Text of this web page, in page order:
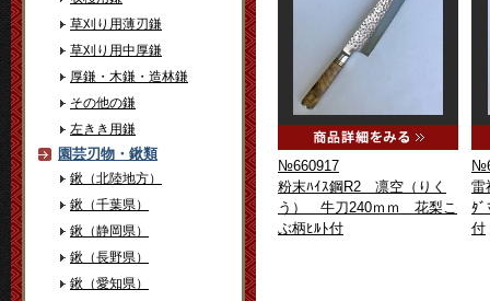
№660917
粉末ﾊｲｽ鋼R2 凛空（りく
う） 牛刀240ｍｍ 花梨こ
ぶ柄ﾋﾙﾄ付
雷
ﾀﾞ
付
草刈り用薄刃鎌
草刈り用中厚鎌
厚鎌・木鎌・造林鎌
その他の鎌
左きき用鎌
園芸刃物・鍬類
鍬（北陸地方）
鍬（千葉県）
鍬（静岡県）
鍬（長野県）
鍬（愛知県）